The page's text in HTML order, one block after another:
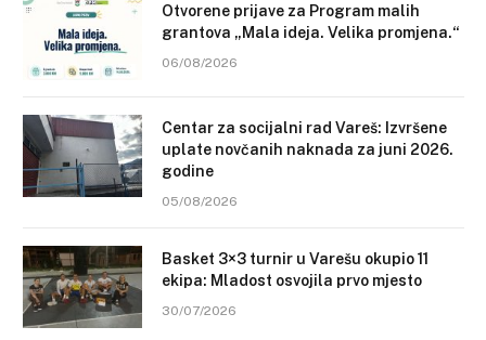
Otvorene prijave za Program malih
grantova „Mala ideja. Velika promjena.“
06/08/2026
Centar za socijalni rad Vareš: Izvršene
uplate novčanih naknada za juni 2026.
godine
05/08/2026
Basket 3×3 turnir u Varešu okupio 11
ekipa: Mladost osvojila prvo mjesto
30/07/2026